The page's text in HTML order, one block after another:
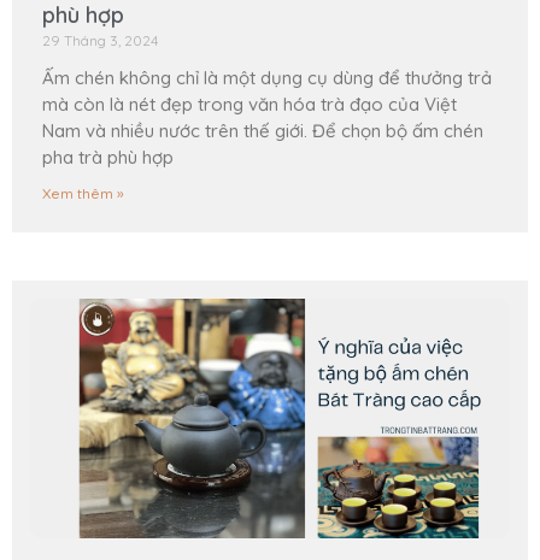
phù hợp
29 Tháng 3, 2024
Ấm chén không chỉ là một dụng cụ dùng để thưởng trả
mà còn là nét đẹp trong văn hóa trà đạo của Việt
Nam và nhiều nước trên thế giới. Để chọn bộ ấm chén
pha trà phù hợp
Xem thêm »